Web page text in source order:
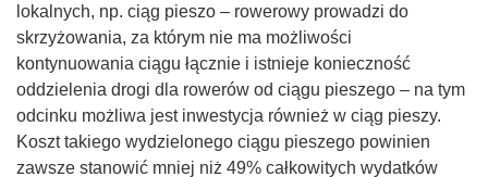
lokalnych, np. ciąg pieszo – rowerowy prowadzi do
skrzyżowania, za którym nie ma możliwości
kontynuowania ciągu łącznie i istnieje konieczność
oddzielenia drogi dla rowerów od ciągu pieszego – na tym
odcinku możliwa jest inwestycja również w ciąg pieszy.
Koszt takiego wydzielonego ciągu pieszego powinien
zawsze stanowić mniej niż 49% całkowitych wydatków